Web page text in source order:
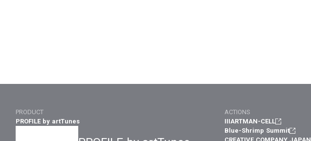
PRODUCT
PROFILE by artTunes
ACTIONS
IIIARTMAN-CELL
Blue-Shrimp Summit